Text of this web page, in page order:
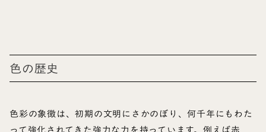
色の歴史
色彩の象徴は、初期の文明にさかのぼり、何千年にもわた